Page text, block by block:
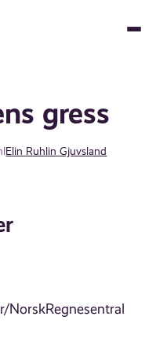
gress
Elin Ruhlin Gjuvsland